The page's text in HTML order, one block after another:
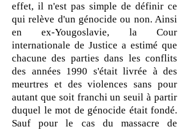
effet, il n'est pas simple de définir ce
qui relève d'un génocide ou non. Ainsi
en ex-Yougoslavie, la Cour
internationale de Justice a estimé que
chacune des parties dans les conflits
des années 1990 s'était livrée à des
meurtres et des violences sans pour
autant que soit franchi un seuil à partir
duquel le mot de génocide était fondé.
Sauf pour le cas du massacre de